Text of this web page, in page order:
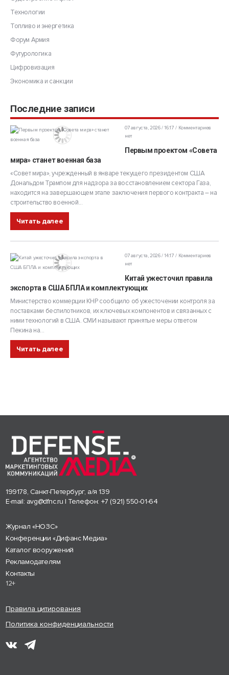
Технологии
Топливо и энергетика
Форум Армия
Футурологика
Цифровизация
Экономика и санкции
Последние записи
07 августа, 2026 / 16:17
Комментариев
нет
Первым проектом «Совета
мира» станет военная база
«Совет мира», учрежденный в январе текущего президентом США
Дональдом Трампом для надзора за восстановлением сектора Газа,
находится на завершающем этапе заключения первого контракта – на
строительство военной...
Читать далее
07 августа, 2026 / 14:17
Комментариев
нет
Китай ужесточил правила
экспорта в США БПЛА и комплектующих
Министерство коммерции КНР сообщило об ужесточении контроля за
поставками беспилотников, их ключевых компонентов и связанных с
ними технологий в США. СМИ называют принятые меры ответом
Пекина на...
Читать далее
199178, Санкт-Петербург, а/я 139
E-mail: avg@dfnc.ru | Телефон: +7 (921) 550-01-64
Журнал «НОЗС»
Конференции «Дифанс Медиа»
Каталог вооружений
Рекламодателям
Контакты
12+
Правила цитирования
Политика конфиденциальности